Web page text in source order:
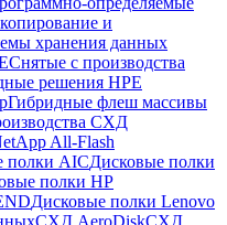
и
хранения данных
Снятые с производства
решения HPE
Гибридные флеш массивы
СХД
All-Flash
полки AICДисковые полки
полки HP
Дисковые полки Lenovo
СХД AeroDiskСХД